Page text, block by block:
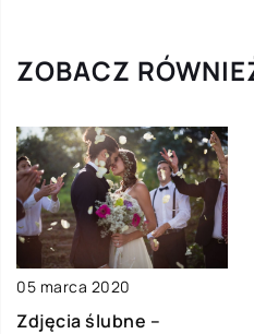
ZOBACZ
05 marca 2020
Zdjęcia ślubne –